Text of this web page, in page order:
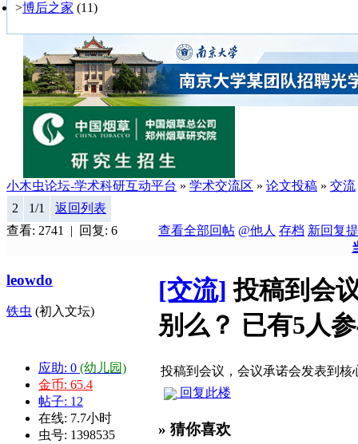
>博后之家 (11)
小木虫论坛-学术科研互动平台 » 学术交流区 » 论文投稿 » 交流
2
1/1
返回列表
查看: 2741 | 回复: 6
查看全部回帖 @他人 存档 新回复
leowdo
铁虫 (初入文坛)
应助: 0 (幼儿园)
金币: 65.4
帖子: 12
在线: 7.7小时
虫号: 1398535
[交流] 投稿到会
别么？ 已有5人
投稿到会议，会议承诺会发表到
回复此楼
» 猜你喜欢